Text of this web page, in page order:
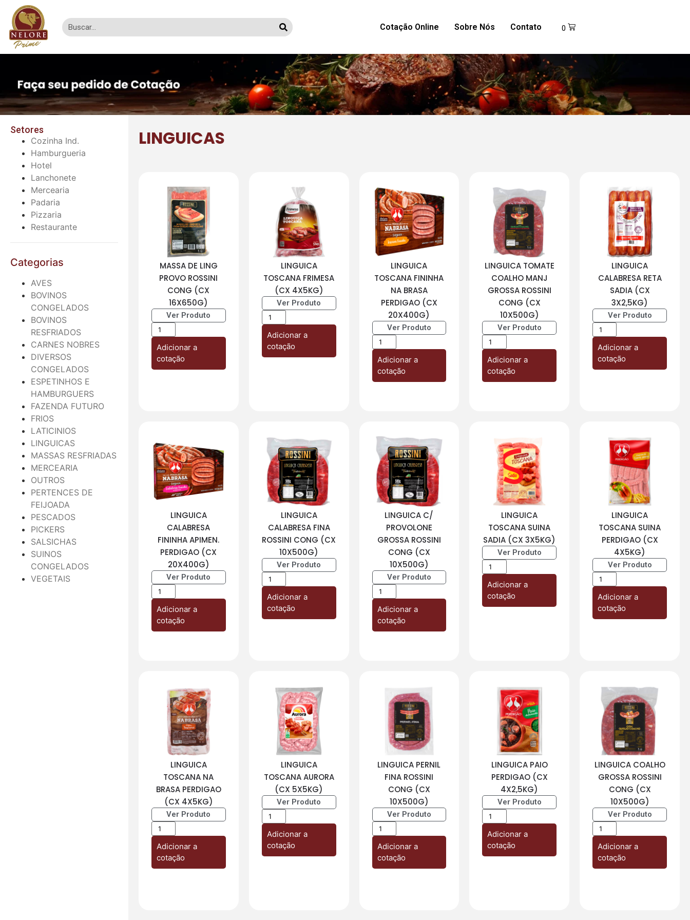
Cotação Online Sobre Nós Contato 0
Setores
Cozinha Ind.
Hamburgueria
Hotel
Lanchonete
Mercearia
Padaria
Pizzaria
Restaurante
Categorias
AVES
BOVINOS
CONGELADOS
BOVINOS
RESFRIADOS
CARNES NOBRES
DIVERSOS
CONGELADOS
ESPETINHOS E
HAMBURGUERS
FAZENDA FUTURO
FRIOS
LATICINIOS
LINGUICAS
MASSAS RESFRIADAS
MERCEARIA
OUTROS
PERTENCES DE
FEIJOADA
PESCADOS
PICKERS
SALSICHAS
SUINOS
CONGELADOS
VEGETAIS
LINGUICAS
MASSA DE LING
PROVO ROSSINI
CONG (CX
16X650G)
Ver Produto
Adicionar a
cotação
LINGUICA
TOSCANA FRIMESA
(CX 4X5KG)
Ver Produto
Adicionar a
cotação
LINGUICA
TOSCANA FININHA
NA BRASA
PERDIGAO (CX
20X400G)
Ver Produto
Adicionar a
cotação
LINGUICA TOMATE
COALHO MANJ
GROSSA ROSSINI
CONG (CX
10X500G)
Ver Produto
Adicionar a
cotação
LINGUICA
CALABRESA RETA
SADIA (CX
3X2,5KG)
Ver Produto
Adicionar a
cotação
LINGUICA
CALABRESA
FININHA APIMEN.
PERDIGAO (CX
20X400G)
Ver Produto
Adicionar a
cotação
LINGUICA
CALABRESA FINA
ROSSINI CONG (CX
10X500G)
Ver Produto
Adicionar a
cotação
LINGUICA C/
PROVOLONE
GROSSA ROSSINI
CONG (CX
10X500G)
Ver Produto
Adicionar a
cotação
LINGUICA
TOSCANA SUINA
SADIA (CX 3X5KG)
Ver Produto
Adicionar a
cotação
LINGUICA
TOSCANA SUINA
PERDIGAO (CX
4X5KG)
Ver Produto
Adicionar a
cotação
LINGUICA
TOSCANA NA
BRASA PERDIGAO
(CX 4X5KG)
Ver Produto
Adicionar a
cotação
LINGUICA
TOSCANA AURORA
(CX 5X5KG)
Ver Produto
Adicionar a
cotação
LINGUICA PERNIL
FINA ROSSINI
CONG (CX
10X500G)
Ver Produto
Adicionar a
cotação
LINGUICA PAIO
PERDIGAO (CX
4X2,5KG)
Ver Produto
Adicionar a
cotação
LINGUICA COALHO
GROSSA ROSSINI
CONG (CX
10X500G)
Ver Produto
Adicionar a
cotação